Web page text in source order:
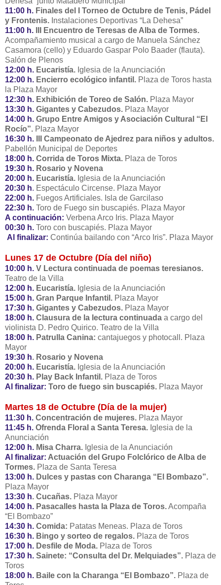
11:00 h. Finales del I Torneo de Octubre de Tenis, Pádel
y Frontenis. Instalaciones Deportivas “La Dehesa”
11:00 h. III Encuentro de Teresas de Alba de Tormes.
Acompañamiento musical a cargo de Manuela Sánchez
Casamora (cello) y Eduardo Gaspar Polo Baader (flauta).
Salón de Plenos
12:00 h. Eucaristía. Iglesia de la Anunciación
12:00 h. Encierro ecológico infantil. Plaza de Toros hasta
la Plaza Mayor
12:30 h. Exhibición de Toreo de Salón. Plaza Mayor
13:30 h. Gigantes y Cabezudos. Plaza Mayor
14:00 h. Grupo Entre Amigos y Asociación Cultural “El
Rocío”. Plaza Mayor
16:30 h. III Campeonato de Ajedrez para niños y adultos.
Pabellón Municipal de Deportes
18:00 h. Corrida de Toros Mixta. Plaza de Toros
19:30 h. Rosario y Novena
20:00 h. Eucaristía. Iglesia de la Anunciación
20:30 h. Espectáculo Circense. Plaza Mayor
22:00 h. Fuegos Artificiales. Isla de Garcilaso
22:30 h. Toro de Fuego sin buscapiés. Plaza Mayor
A continuación: Verbena Arco Iris. Plaza Mayor
00:30 h. Toro con buscapiés. Plaza Mayor
Al finalizar: Continúa bailando con “Arco Iris”. Plaza Mayor
Lunes 17 de Octubre (Día del niño)
10:00 h. V Lectura continuada de poemas teresianos.
Teatro de la Villa
12:00 h. Eucaristía. Iglesia de la Anunciación
15:00 h. Gran Parque Infantil. Plaza Mayor
17:30 h. Gigantes y Cabezudos. Plaza Mayor
18:00 h. Clausura de la lectura continuada a cargo del
violinista D. Pedro Quirico. Teatro de la Villa
18:00 h. Patrulla Canina: cantajuegos y photocall. Plaza
Mayor
19:30 h. Rosario y Novena
20:00 h. Eucaristía. Iglesia de la Anunciación
20:30 h. Play Back Infantil. Plaza de Toros
Al finalizar: Toro de fuego sin buscapiés. Plaza Mayor
Martes 18 de Octubre (Día de la mujer)
11:30 h. Concentración de mujeres. Plaza Mayor
11:45 h. Ofrenda Floral a Santa Teresa. Iglesia de la
Anunciación
12:00 h. Misa Charra. Iglesia de la Anunciación
Al finalizar: Actuación del Grupo Folclórico de Alba de
Tormes. Plaza de Santa Teresa
13:00 h. Dulces y pastas con Charanga “El Bombazo”.
Plaza Mayor
13:30 h. Cucañas. Plaza Mayor
14:00 h. Pasacalles hasta la Plaza de Toros.Acompaña
“El Bombazo”
14:30 h. Comida: Patatas Meneas. Plaza de Toros
16:30 h. Bingo y sorteo de regalos. Plaza de Toros
17:00 h. Desfile de Moda. Plaza de Toros
17:30 h. Sainete: “Consulta del Dr. Melquiades”. Plaza de
Toros
18:00 h. Baile con la Charanga “El Bombazo”. Plaza de